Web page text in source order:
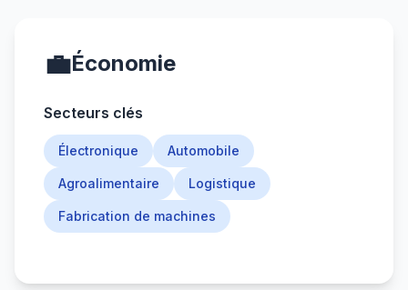
💼Économie
Secteurs clés
Électronique Automobile
Agroalimentaire Logistique
Fabrication de machines